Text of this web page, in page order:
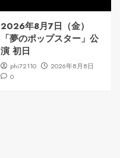
2026年8月7日（金）
「夢のポップスター」公
演 初日
phi72110
2026年8月8日
0